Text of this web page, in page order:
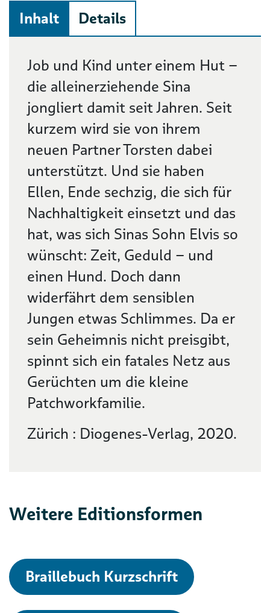
Inhalt Details
Beschreibung
Job und Kind unter einem Hut –
die alleinerziehende Sina
jongliert damit seit Jahren. Seit
kurzem wird sie von ihrem
neuen Partner Torsten dabei
unterstützt. Und sie haben
Ellen, Ende sechzig, die sich für
Nachhaltigkeit einsetzt und das
hat, was sich Sinas Sohn Elvis so
wünscht: Zeit, Geduld – und
einen Hund. Doch dann
widerfährt dem sensiblen
Jungen etwas Schlimmes. Da er
sein Geheimnis nicht preisgibt,
spinnt sich ein fatales Netz aus
Gerüchten um die kleine
Patchworkfamilie.
Zürich : Diogenes-Verlag, 2020.
Weitere Editionsformen
Braillebuch Kurzschrift